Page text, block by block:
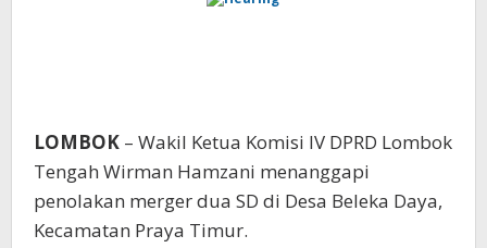
LOMBOK – Wakil Ketua Komisi IV DPRD Lombok
Tengah Wirman Hamzani menanggapi
penolakan merger dua SD di Desa Beleka Daya,
Kecamatan Praya Timur.